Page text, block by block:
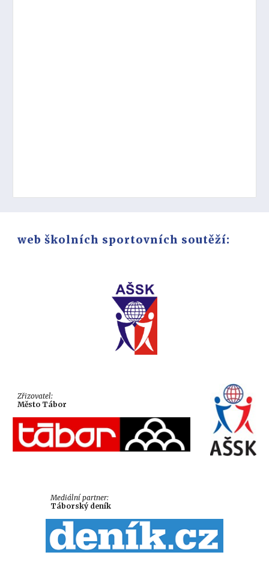
web školních sportovních soutěží:
Zřizovatel:
Město Tábor
Mediální partner:
Táborský deník